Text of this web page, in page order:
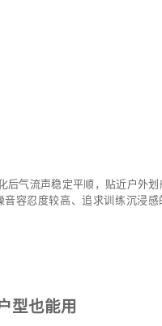
后气流声稳定平顺，贴近户外划
容忍度较高、追求训练沉浸感
型也能用